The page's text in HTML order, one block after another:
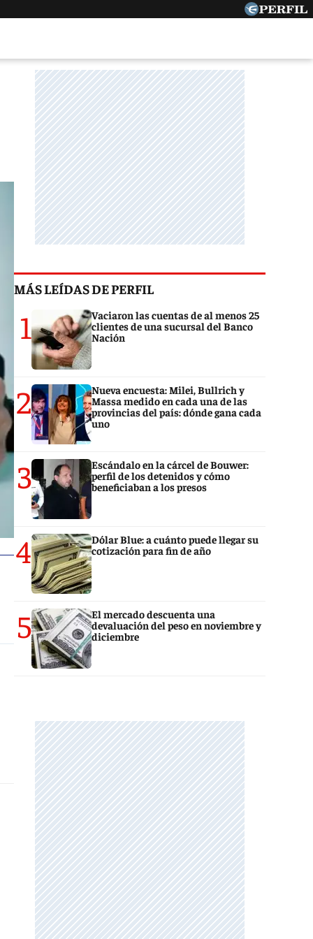
MÁS LEÍDAS DE PERFIL
1
Vaciaron las cuentas de al menos 25
clientes de una sucursal del Banco
Nación
2
Nueva encuesta: Milei, Bullrich y
Massa medido en cada una de las
provincias del país: dónde gana cada
uno
3
Escándalo en la cárcel de Bouwer:
perfil de los detenidos y cómo
beneficiaban a los presos
4
Dólar Blue: a cuánto puede llegar su
cotización para fin de año
5
El mercado descuenta una
devaluación del peso en noviembre y
diciembre